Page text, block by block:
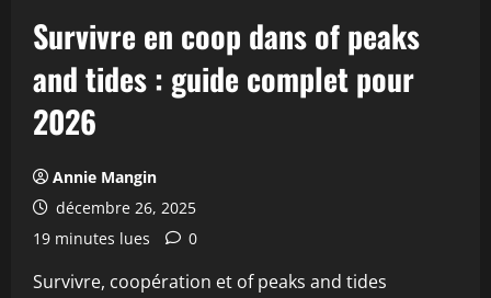
Survivre en coop dans of peaks
and tides : guide complet pour
2026
Annie Mangin
décembre 26, 2025
19 minutes lues
0
Survivre, coopération et of peaks and tides